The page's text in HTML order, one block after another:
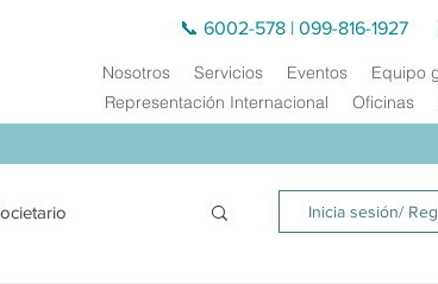
📞 6002-578 | 099-816-
Nosotros Servicios Eventos Equipo
Representación Internacional
Oficinas
Inicia sesión/